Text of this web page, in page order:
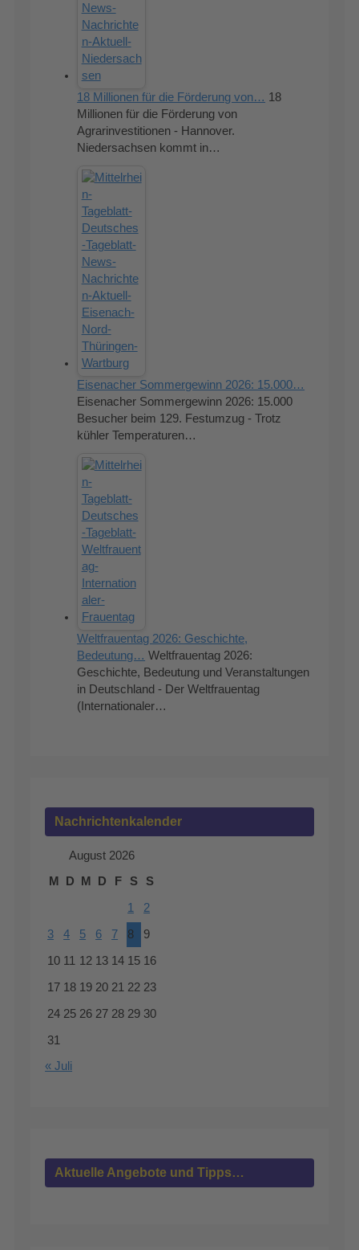
18 Millionen für die Förderung von… 18
Millionen für die Förderung von
Agrarinvestitionen - Hannover.
Niedersachsen kommt in…
Eisenacher Sommergewinn 2026: 15.000…
Eisenacher Sommergewinn 2026: 15.000
Besucher beim 129. Festumzug - Trotz
kühler Temperaturen…
Weltfrauentag 2026: Geschichte,
Bedeutung… Weltfrauentag 2026:
Geschichte, Bedeutung und Veranstaltungen
in Deutschland - Der Weltfrauentag
(Internationaler…
Nachrichtenkalender
August 2026
M
D M D F S S
1 2
3 4 5 6 7 8 9
10 11 12 13 14 15 16
17 18 19 20 21 22 23
24 25 26 27 28 29 30
31
« Juli
Aktuelle Angebote und Tipps…